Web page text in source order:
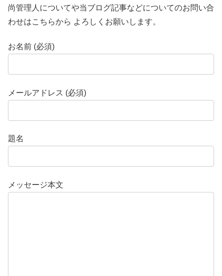
尚管理人についてや当ブログ記事などについてのお問い合
わせはこちらから よろしくお願いします。
お名前 (必須)
メールアドレス (必須)
題名
メッセージ本文